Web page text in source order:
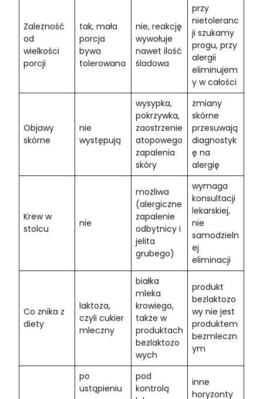
Zależność
od
wielkości
porcji
tak, mała
porcja
bywa
tolerowana
nie, reakcję
wywołuje
nawet ilość
śladowa
przy
nietoleranc
ji szukamy
progu, przy
alergii
eliminujem
y w całości
Objawy
skórne
nie
występują
wysypka,
pokrzywka,
zaostrzenie
atopowego
zapalenia
skóry
zmiany
skórne
przesuwają
diagnostyk
ę na
alergię
Krew w
stolcu
nie
możliwa
(alergiczne
zapalenie
odbytnicy i
jelita
grubego)
wymaga
konsultacji
lekarskiej,
nie
samodzieln
ej
eliminacji
Co znika z
diety
laktoza,
czyli cukier
mleczny
białka
mleka
krowiego,
także w
produktach
bezlaktozo
wych
produkt
bezlaktozo
wy nie jest
produktem
bezmleczn
ym
po
ustąpieniu
pod
kontrolą
inne
horyzonty